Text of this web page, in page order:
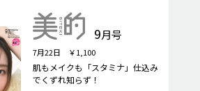
9月号
7月22日 ￥1,100
肌もメイクも「スタミナ」仕込み
でくずれ知らず！